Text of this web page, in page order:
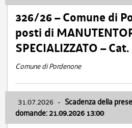
326/26 – Comune di
posti di
SPECIALIZZATO – Cat.
Comune di Pordenone
31.07.2026 - Scadenza della
domande: 21.09.2026 13:00